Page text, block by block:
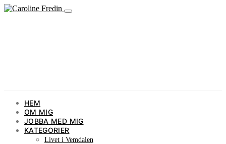
HEM
OM MIG
JOBBA MED MIG
KATEGORIER
Livet i Vemdalen